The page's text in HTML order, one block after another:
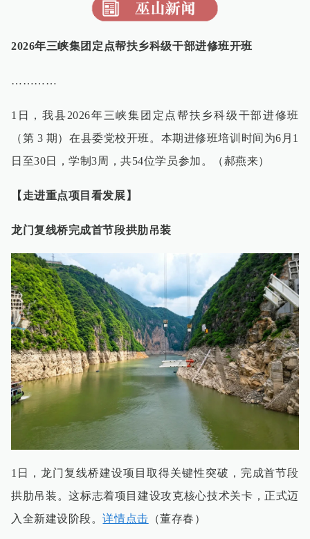
2026年三峡集团定点帮扶乡科级干部进修班开班
…………
1日，我县2026年三峡集团定点帮扶乡科级干部进修班
（第 3 期）在县委党校开班。本期进修班培训时间为6月1
日至30日，学制3周，共54位学员参加。（郝燕来）
【走进重点项目看发展】
龙门复线桥完成首节段拱肋吊装
1日，龙门复线桥建设项目取得关键性突破，完成首节段
拱肋吊装。这标志着项目建设攻克核心技术关卡，正式迈
入全新建设阶段。详情点击 （董存春）